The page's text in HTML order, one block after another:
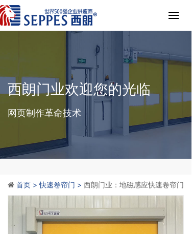
西朗门业欢迎您的光临
网页制作革命技术
首页 >快速卷帘门 > 西朗门业：地磁感应快速卷帘门